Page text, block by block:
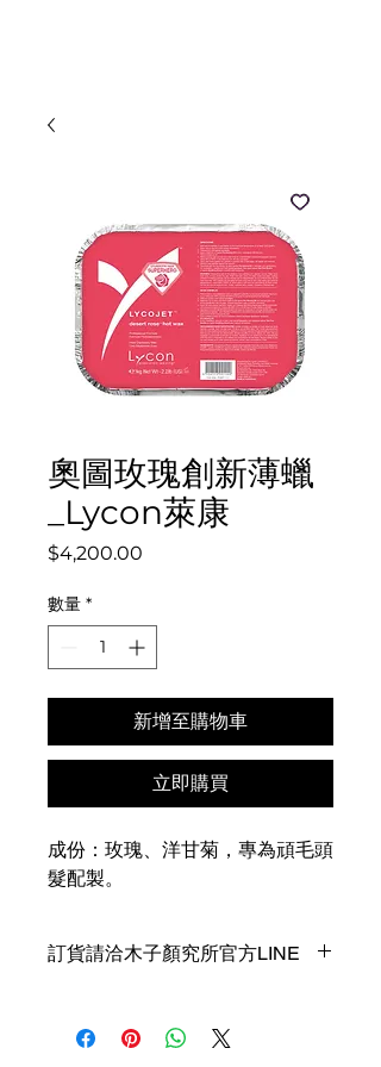
奧圖玫瑰創新薄蠟
_Lycon萊康
$4,200.00
數量 *
新增至購物車
立即購買
成份：玫瑰、洋甘菊，專為頑毛頭
髮配製。
訂貨請洽木子顏究所官方LINE